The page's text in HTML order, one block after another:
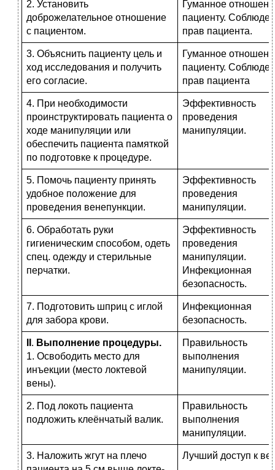
2. Установить
доброжелательное отношение
с пациентом.
Гуманное
па­циенту.
прав пациента.
3. Объяснить пациенту цель и
ход исследования и получить
его согласие.
Гуманное
па­циенту.
прав пациента
4. При необходимости
проинструктировать пациента о
ходе манипуляции или
обеспечить пациента памяткой
по подготовке к процедуре.
Эффективность
проведения
манипуляции.
5. Помочь пациенту принять
удобное положение для
проведения венепункции.
Эффективность
проведения
манипуляции.
6. Обработать руки
гигиеническим способом, одеть
спец. одежду и стерильные
перчатки.
Эффективность
проведения
манипуляции.
Инфекционная
безопасность.
7. Подготовить шприц с иглой
для забора крови.
Инфекционная
безопасность.
. Выполнение процедуры.
1. Освободить место для
инъекции (место локтевой
вены).
Правильность
выполнения
манипуляции.
2. Под локоть пациента
подложить клеёнчатый валик.
Правильность
выполнения
манипуляции.
3. Наложить жгут на плечо
Лучший доступ к